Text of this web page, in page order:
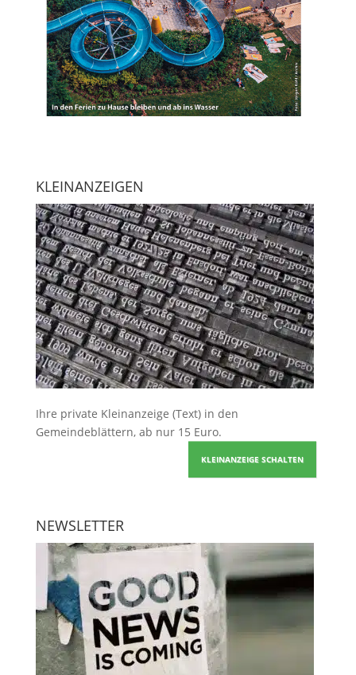
KLEINANZEIGEN
Ihre private Kleinanzeige (Text) in den
Gemeindeblättern, ab nur 15 Euro.
KLEINANZEIGE SCHALTEN
NEWSLETTER